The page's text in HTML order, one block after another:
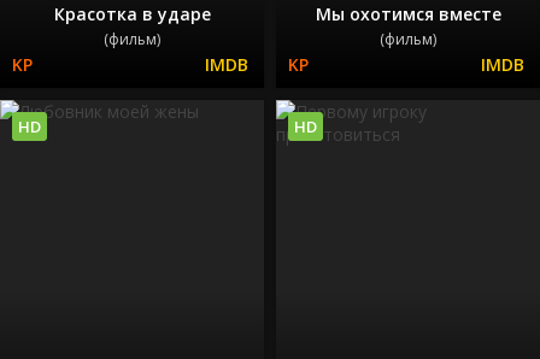
Красотка в ударе
(фильм)
Мы охотимся вместе
(фильм)
HD HD